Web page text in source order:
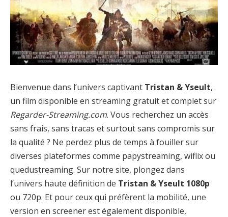
Bienvenue dans l’univers captivant Tristan & Yseult,
un film disponible en streaming gratuit et complet sur
Regarder-Streaming.com. Vous recherchez un accès
sans frais, sans tracas et surtout sans compromis sur
la qualité ? Ne perdez plus de temps à fouiller sur
diverses plateformes comme papystreaming, wiflix ou
quedustreaming. Sur notre site, plongez dans
l’univers haute définition de Tristan & Yseult 1080p
ou 720p. Et pour ceux qui préfèrent la mobilité, une
version en screener est également disponible,